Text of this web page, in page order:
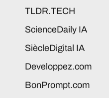
TLDR.TECH
ScienceDaily IA
SiècleDigital IA
Developpez.com
BonPrompt.com